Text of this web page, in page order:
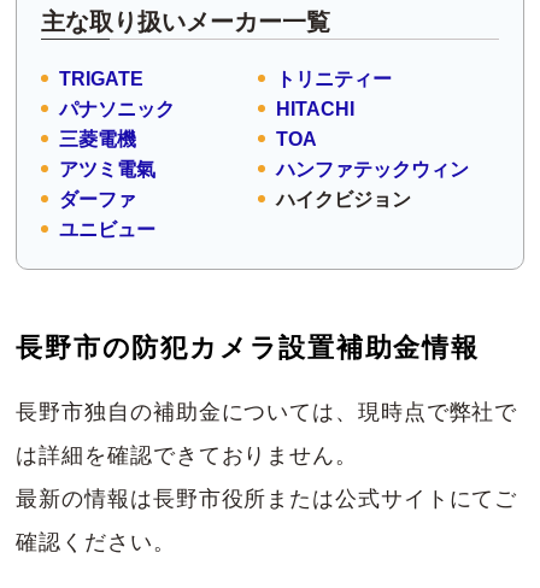
主な取り扱いメーカー一覧
TRIGATE
トリニティー
パナソニック
HITACHI
三菱電機
TOA
アツミ電氣
ハンファテックウィン
ダーファ
ハイクビジョン
ユニビュー
長野市の防犯カメラ設置補助金情報
長野市独自の補助金については、現時点で弊社で
は詳細を確認できておりません。
最新の情報は長野市役所または公式サイトにてご
確認ください。